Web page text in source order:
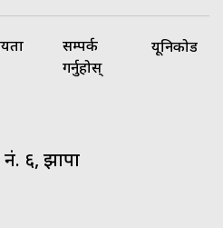
सम्पर्क
गर्नुहोस्
यूनिकोड
नं. ६, झापा